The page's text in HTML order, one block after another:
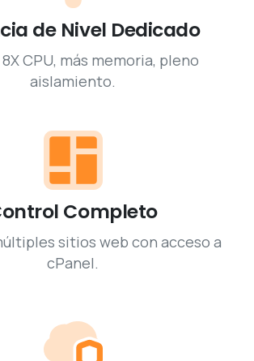
de Nivel Dedicado
8X CPU, más memoria, pleno
aislamiento.
Completo
sitios web con acceso a
cPanel.